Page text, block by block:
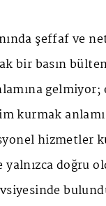
şeffaf ve
bir basın
gelmiyor;
kurmak
hizmetler
yalnızca doğru